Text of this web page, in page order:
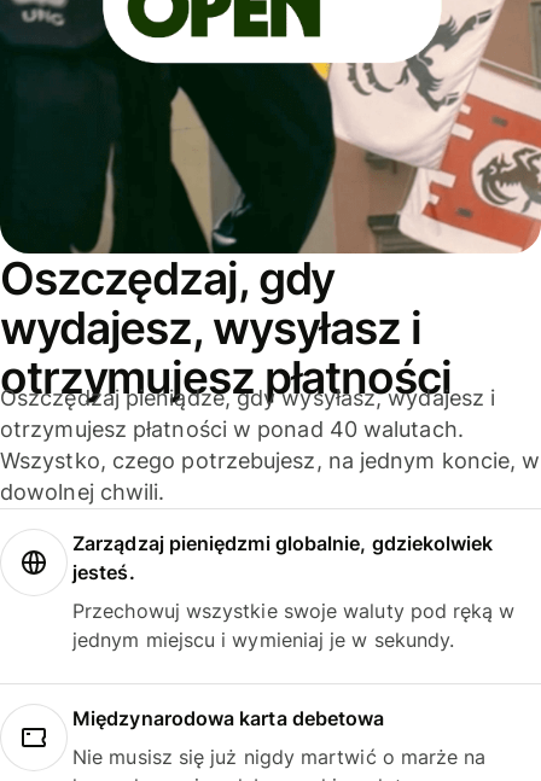
Oszczędzaj, gdy
wydajesz, wysyłasz i
otrzymujesz płatności
Oszczędzaj pieniądze, gdy wysyłasz, wydajesz i
otrzymujesz płatności w ponad 40 walutach.
Wszystko, czego potrzebujesz, na jednym koncie, w
dowolnej chwili.
Zarządzaj pieniędzmi globalnie, gdziekolwiek
jesteś.
Przechowuj wszystkie swoje waluty pod ręką w
jednym miejscu i wymieniaj je w sekundy.
Międzynarodowa karta debetowa
Nie musisz się już nigdy martwić o marże na